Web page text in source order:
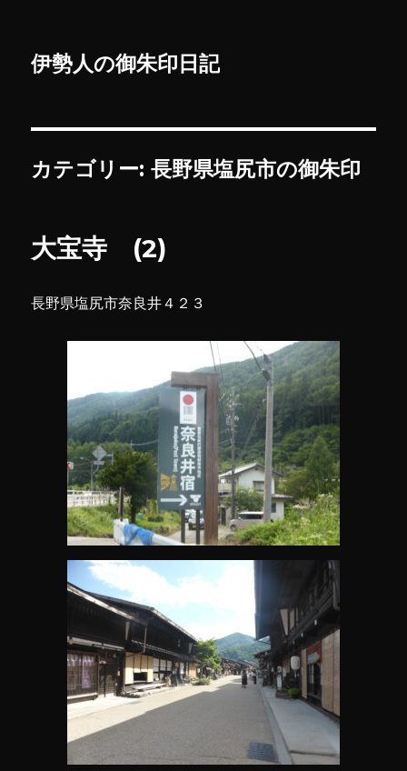
伊勢人の御朱印日記
カテゴリー:長野県塩尻市の御朱印
大宝寺 (2)
長野県塩尻市奈良井４２３